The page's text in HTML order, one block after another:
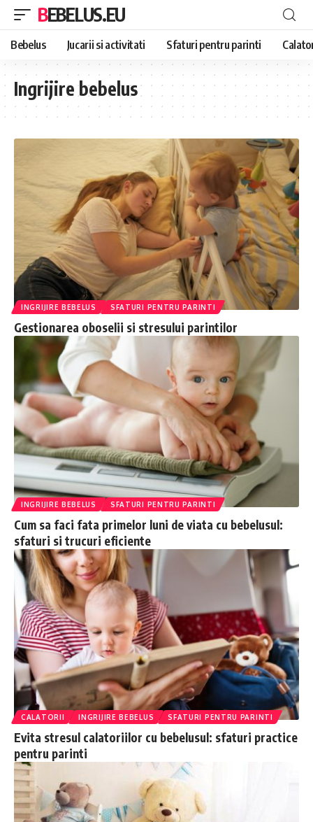
BEBELUS.EU
Bebelus Jucarii si activitati Sfaturi pentru parinti
Ingrijire bebelus
INGRIJIRE BEBELUS SFATURI PENTRU PARINTI
Gestionarea oboselii si stresului parintilor
INGRIJIRE BEBELUS SFATURI PENTRU PARINTI
Cum sa faci fata primelor luni de viata cu bebelusul:
sfaturi si trucuri eficiente
CALATORII INGRIJIRE BEBELUS SFATURI PENTRU PARINTI
Evita stresul calatoriilor cu bebelusul: sfaturi practice
pentru parinti